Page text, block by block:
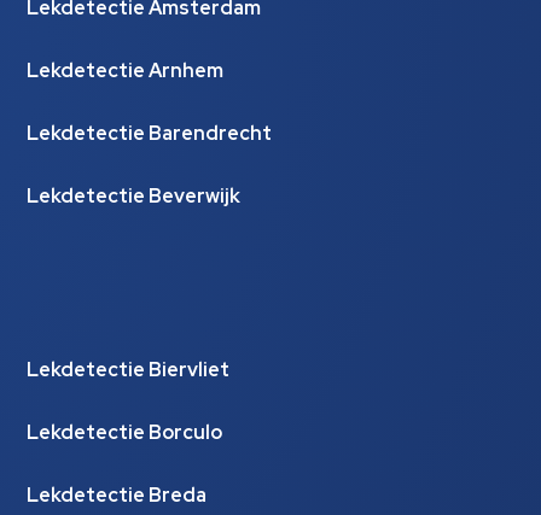
Lekdetectie Amsterdam
Lekdetectie Arnhem
Lekdetectie Barendrecht
Lekdetectie Beverwijk
Lekdetectie Biervliet
Lekdetectie Borculo
Lekdetectie Breda